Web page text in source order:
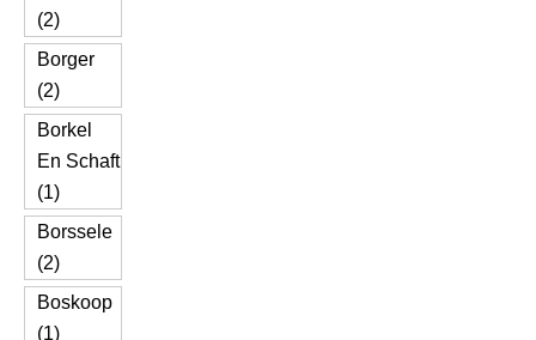
(2)
Borger
(2)
Borkel
En Schaft
(1)
Borssele
(2)
Boskoop
(1)